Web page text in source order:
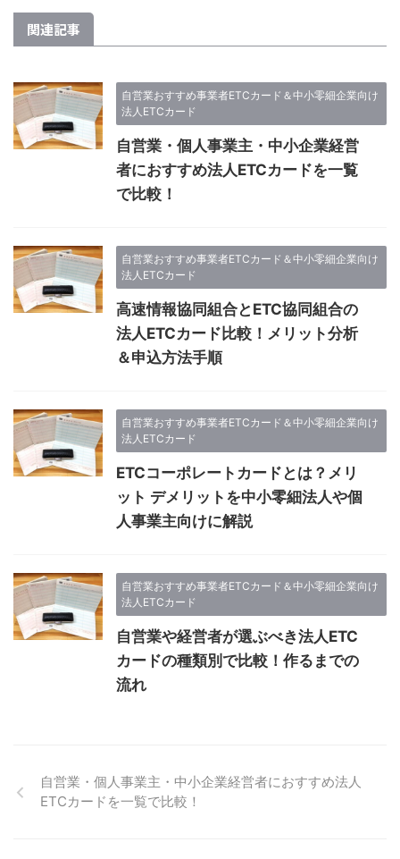
関連記事
自営業おすすめ事業者ETCカード＆中小零細企業向け
法人ETCカード
自営業・個人事業主・中小企業経営
者におすすめ法人ETCカードを一覧
で比較！
自営業おすすめ事業者ETCカード＆中小零細企業向け
法人ETCカード
高速情報協同組合とETC協同組合の
法人ETCカード比較！メリット分析
＆申込方法手順
自営業おすすめ事業者ETCカード＆中小零細企業向け
法人ETCカード
ETCコーポレートカードとは？メリ
ット デメリットを中小零細法人や個
人事業主向けに解説
自営業おすすめ事業者ETCカード＆中小零細企業向け
法人ETCカード
自営業や経営者が選ぶべき法人ETC
カードの種類別で比較！作るまでの
流れ
自営業・個人事業主・中小企業経営者におすすめ法人
ETCカードを一覧で比較！